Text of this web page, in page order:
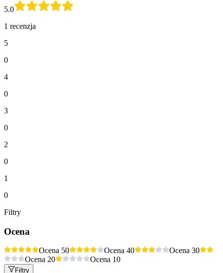
5.0
1 recenzja
5
0
4
0
3
0
2
0
1
0
Filtry
Ocena
Ocena 50 Ocena 40 Ocena 30
Ocena 20 Ocena 10
Filtry